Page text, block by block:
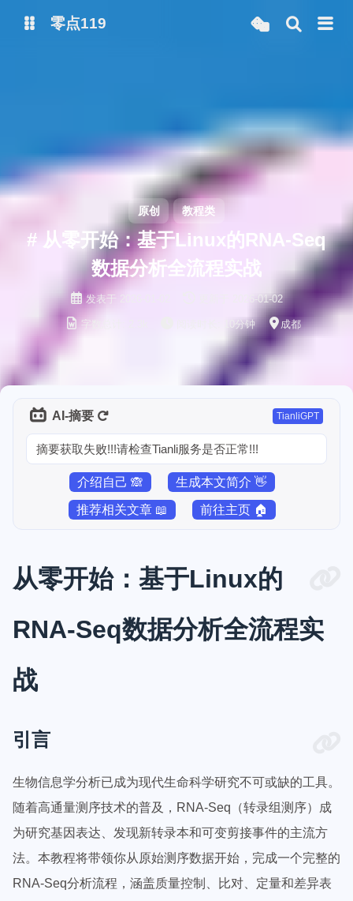
零点119
原创 教程类
# 从零开始：基于Linux的RNA-Seq
数据分析全流程实战
发表于 2026-01-02 2026-01-02
字数总计: 10分钟 成都
AI-摘要 TianliGPT
摘要获取失败!!!请检查Tianli服务是否正常!!!
介绍自己 🙈 生成本文简介 👋
推荐相关文章 📖 前往主页 🏠
从零开始：基于Linux的
RNA-Seq数据分析全流程实
战
引言
生物信息学分析已成为现代生命科学研究不可或缺的工具。
随着高通量测序技术的普及，RNA-Seq（转录组测序）成
为研究基因表达、发现新转录本和可变剪接事件的主流方
法。本教程将带领你从原始测序数据开始，完成一个完整的
RNA-Seq分析流程，涵盖质量控制、比对、定量和差异表